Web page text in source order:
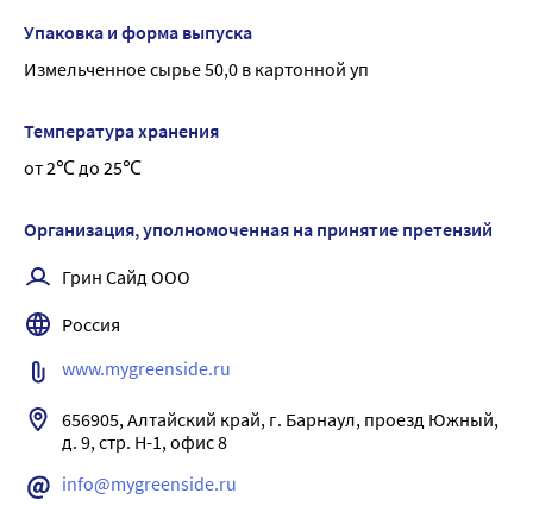
веществами, и за счет этого оказывает свой лечебный
эффект. Также шалфей помогает и при воспалениях
десен и слизистых полости рта - гингивитах, стоматитах.
Фармакологическое действие: настой листьев шалфея
оказывает противомикробное, противовоспалительное
Применение: в комплексной терапии воспалительных
(ангина, фарингит).
Упаковка и форма выпуска
Измельченное сырье 50,0 в картонной уп
Температура хранения
от 2℃ до 25℃
Организация, уполномоченная на принятие претензий
Грин Сайд ООО
Россия
www.mygreenside.ru
656905, Алтайский край, г. Барнаул, проезд Южный,
д. 9, стр. Н-1, офис 8
info@mygreenside.ru